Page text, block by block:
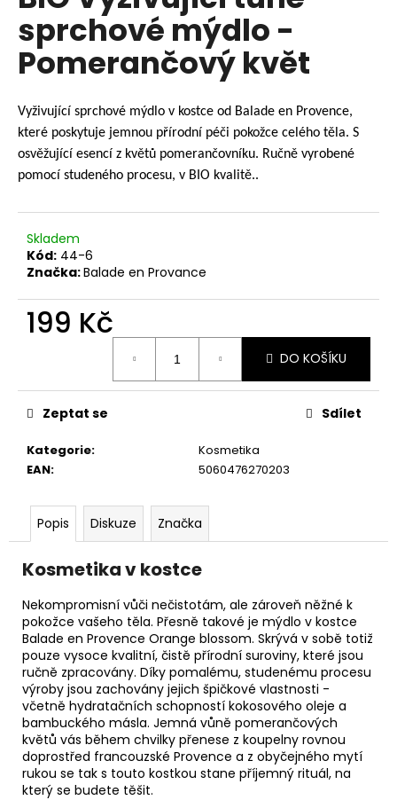
z
5
hvězdiček.
sprchové mýdlo -
Pomerančový květ
Vyživující sprchové mýdlo v kostce od Balade en Provence,
které poskytuje jemnou přírodní péči pokožce celého těla. S
osvěžující esencí z květů pomerančovníku. Ručně vyrobené
pomocí studeného procesu, v BIO kvalitě..
Skladem
Kód: 44-6
Značka:Balade en Provance
199 Kč
DO KOŠÍKU
Kategorie:
Kosmetika
EAN: 5060476270203
Zeptat se Sdílet
Popis Diskuze Značka
Kosmetika v kostce
Nekompromisní vůči nečistotám, ale zároveň něžné k
pokožce vašeho těla. Přesně takové je mýdlo v kostce
Balade en Provence Orange blossom. Skrývá v sobě totiž
pouze vysoce kvalitní, čistě přírodní suroviny, které jsou
ručně zpracovány. Díky pomalému, studenému procesu
výroby jsou zachovány jejich špičkové vlastnosti -
včetně hydratačních schopností kokosového oleje a
bambuckého másla. Jemná vůně pomerančových
květů vás během chvilky přenese z koupelny rovnou
doprostřed francouzské Provence a z obyčejného mytí
rukou se tak s touto kostkou stane příjemný rituál, na
který se budete těšit.
a
j
í
?
D
o
p
u
e
m
FORREST
RUN
499
Kč